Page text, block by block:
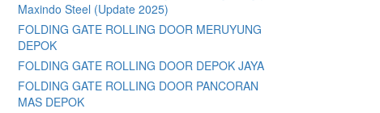
Maxindo Steel (Update 2025)
FOLDING GATE ROLLING DOOR MERUYUNG
DEPOK
FOLDING GATE ROLLING DOOR DEPOK JAYA
FOLDING GATE ROLLING DOOR PANCORAN
MAS DEPOK